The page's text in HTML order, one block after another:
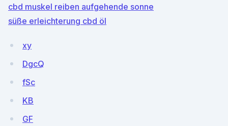
cbd muskel reiben aufgehende sonne
süße erleichterung cbd öl
xy
DgcQ
fSc
KB
GF